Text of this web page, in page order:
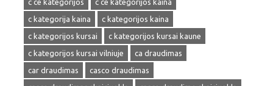
c ce kategorijos
c ce kategorijos kaina
c kategorija kaina
c kategorijos kaina
c kategorijos kursai
c kategorijos kursai kaune
c kategorijos kursai vilniuje
ca draudimas
car draudimas
casco draudimas